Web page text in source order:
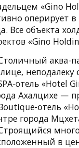
«Gino
оперирует
Все объекта
«Gino
аква-
неподалеку
отель «Hotel
Ахалцихе —
отель
города
в